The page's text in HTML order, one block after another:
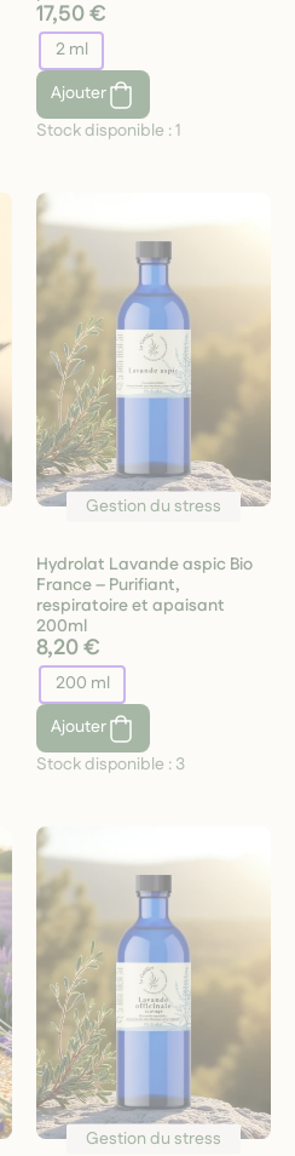
17,50 €
2 ml
Ajouter
Stock disponible :1
Gestion du stress
Hydrolat Lavande aspic Bio
France – Purifiant,
respiratoire et apaisant
200ml
8,20 €
200 ml
Ajouter
Stock disponible : 3
Gestion du stress